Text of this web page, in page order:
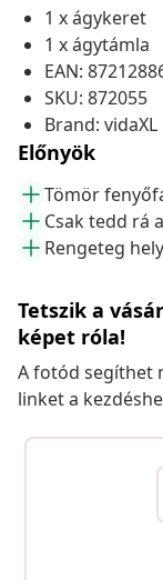
1 x ágykeret
1 x ágytámla
EAN:
SKU: 872055
Brand: vidaXL
Előnyök
Tömör
Csak tedd rá
Rengeteg
Tetszik a
képet róla!
A fotód segíthet
linket a